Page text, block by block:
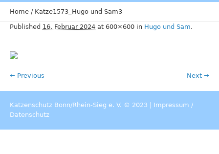
Home / Katze1573_Hugo und Sam3
Published 16. Februar 2024 at 600×600 in Hugo und Sam.
← Previous Next →
Katzenschutz Bonn/Rhein-Sieg e. V. © 2023 | Impressum /
Datenschutz